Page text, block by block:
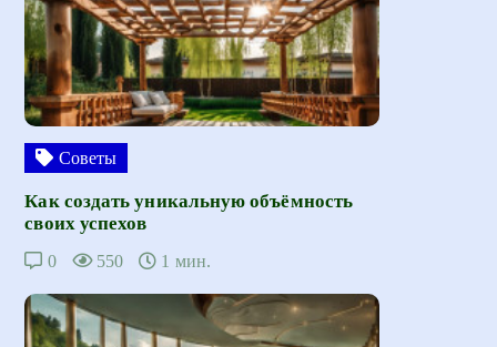
Советы
Как создать уникальную объёмность
своих успехов
0 550 1 мин.